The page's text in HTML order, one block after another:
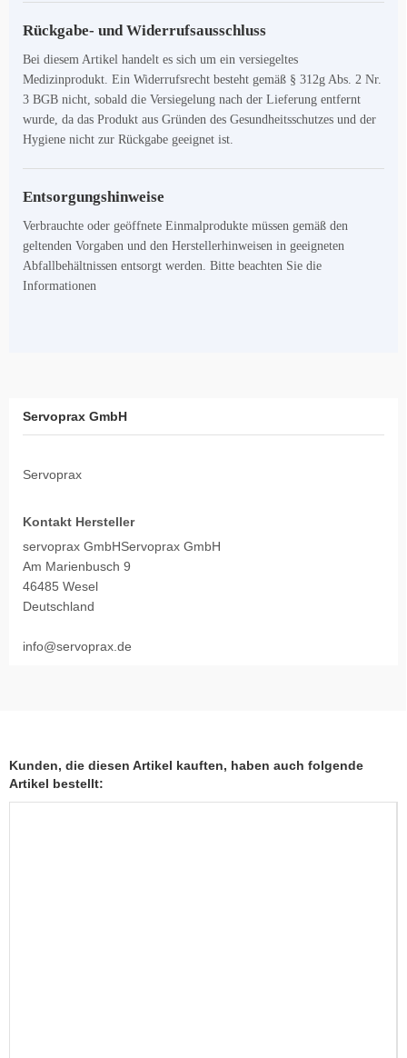
Rückgabe- und Widerrufsausschluss
Bei diesem Artikel handelt es sich um ein versiegeltes
Medizinprodukt. Ein Widerrufsrecht besteht gemäß § 312g Abs. 2 Nr.
3 BGB nicht, sobald die Versiegelung nach der Lieferung entfernt
wurde, da das Produkt aus Gründen des Gesundheitsschutzes und der
Hygiene nicht zur Rückgabe geeignet ist.
Entsorgungshinweise
Verbrauchte oder geöffnete Einmalprodukte müssen gemäß den
geltenden Vorgaben und den Herstellerhinweisen in geeigneten
Abfallbehältnissen entsorgt werden. Bitte beachten Sie die
Informationen
Servoprax GmbH
Servoprax
Kontakt Hersteller
servoprax GmbHServoprax GmbH
Am Marienbusch 9
46485 Wesel
Deutschland
info@servoprax.de
Kunden, die diesen Artikel kauften, haben auch folgende
Artikel bestellt: